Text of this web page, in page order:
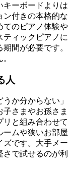
キーボードよりは
ン付きの本格的な
てのピアノ体験や
ティックピアノに
間が必要です。
人
か分からない」
さまやお孫さま
リと組み合わせて
ームや狭いお部屋
ズです。大手メー
で試せるのが利